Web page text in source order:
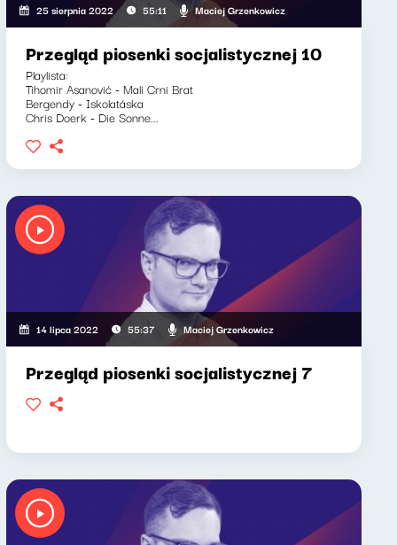
25 sierpnia 2022 55:11 Maciej Grzenkowicz
Przegląd piosenki socjalistycznej 10
Playlista:
Tihomir Asanović - Mali Crni Brat
Bergendy - Iskolatáska
Chris Doerk - Die Sonne...
14 lipca 2022 55:37 Maciej Grzenkowicz
Przegląd piosenki socjalistycznej 7